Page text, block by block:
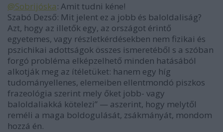
@Sobrijóska: Amit tudni kéne!
Szabó Dezső: Mit jelent ez a jobb és baloldaliság?
Azt, hogy az illetők egy, az országot érintő
egyetemes, vagy részletkérdésekben nem fizikai és
pszichikai adottságok összes ismeretéből s a szóban
forgó probléma elképzelhető minden hatásából
alkotják meg az ítéletüket: hanem egy híg
tudományellenes, elemeiben ellentmondó piszkos
frazeológia szerint mely őket jobb- vagy
baloldaliakká kötelezi” — aszerint, hogy melytől
reméli a maga boldogulását, zsákmányát, mondom
hozzá én.